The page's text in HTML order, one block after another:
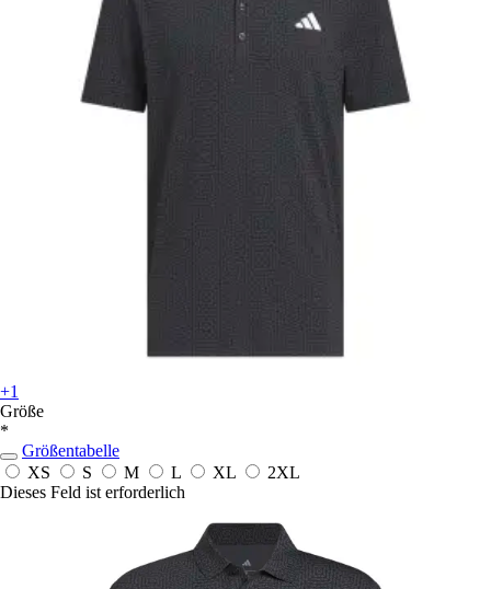
+1
Größe
*
Größentabelle
XS
S M L XL
2XL
Dieses Feld ist erforderlich